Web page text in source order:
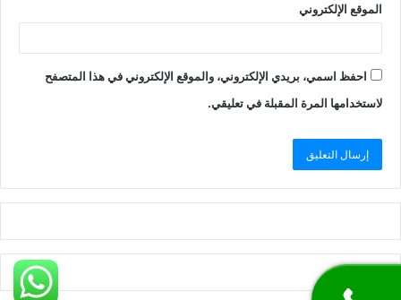
الموقع الإلكتروني
احفظ اسمي، بريدي الإلكتروني، والموقع الإلكتروني في هذا المتصفح
لاستخدامها المرة المقبلة في تعليقي.